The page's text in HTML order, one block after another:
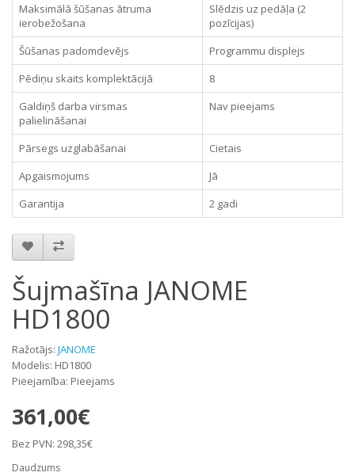
Maksimālā šūšanas ātruma
ierobežošana
Slēdzis uz pedāļa (2
pozīcijas)
Šūšanas padomdevējs
Programmu displejs
Pēdiņu skaits komplektācijā
8
Galdiņš darba virsmas
palielināšanai
Nav pieejams
Pārsegs uzglabāšanai
Cietais
Apgaismojums
Jā
Garantija
2 gadi
Šujmašīna JANOME
HD1800
Ražotājs: JANOME
Modelis: HD1800
Pieejamība: Pieejams
361,00€
Bez PVN: 298,35€
Daudzums